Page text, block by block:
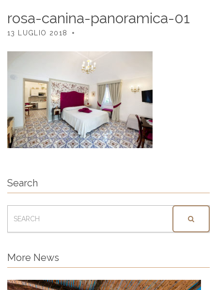
rosa-canina-panoramica-01
13 LUGLIO 2018
Search
FOR:
More News